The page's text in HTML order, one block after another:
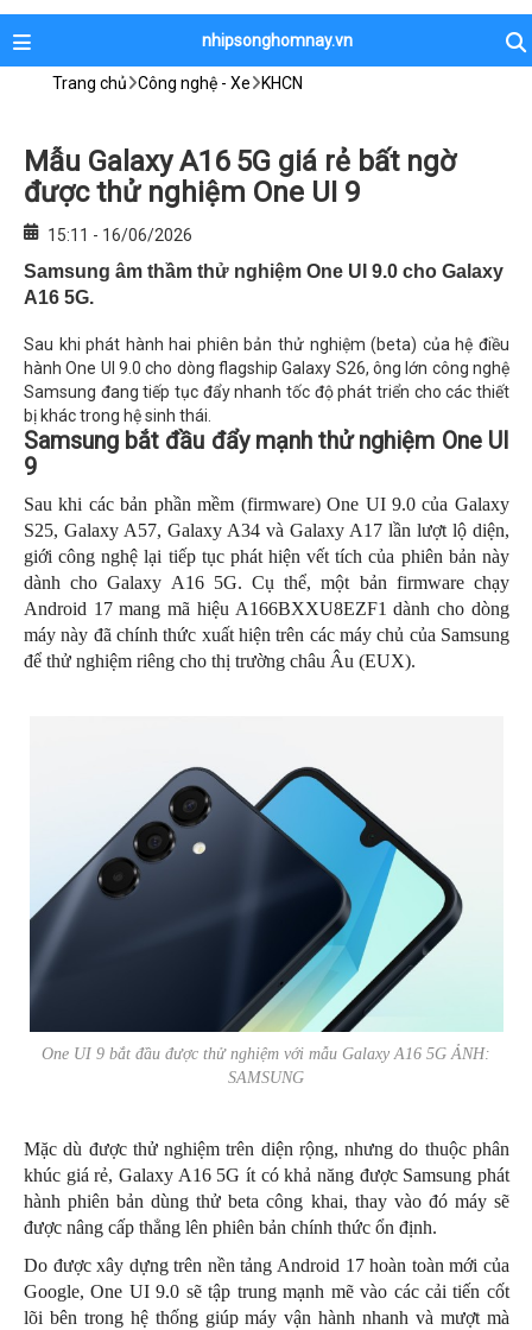
nhipsonghomnay.vn
Trang chủ Công nghệ - Xe KHCN
Mẫu Galaxy A16 5G giá rẻ bất ngờ
được thử nghiệm One UI 9
15:11 - 16/06/2026
Samsung âm thầm thử nghiệm One UI 9.0 cho Galaxy
A16 5G.
Sau khi phát hành hai phiên bản thử nghiệm (beta) của hệ điều
hành One UI 9.0 cho dòng flagship Galaxy S26, ông lớn công nghệ
Samsung đang tiếp tục đẩy nhanh tốc độ phát triển cho các thiết
bị khác trong hệ sinh thái.
Samsung bắt đầu đẩy mạnh thử nghiệm One UI
9
Sau khi các bản phần mềm (firmware) One UI 9.0 của Galaxy
S25, Galaxy A57, Galaxy A34 và Galaxy A17 lần lượt lộ diện,
giới công nghệ lại tiếp tục phát hiện vết tích của phiên bản này
dành cho Galaxy A16 5G. Cụ thể, một bản firmware chạy
Android 17 mang mã hiệu A166BXXU8EZF1 dành cho dòng
máy này đã chính thức xuất hiện trên các máy chủ của Samsung
để thử nghiệm riêng cho thị trường châu Âu (EUX).
One UI 9 bắt đầu được thử nghiệm với mẫu Galaxy A16 5G ẢNH:
SAMSUNG
Mặc dù được thử nghiệm trên diện rộng, nhưng do thuộc phân
khúc giá rẻ, Galaxy A16 5G ít có khả năng được Samsung phát
hành phiên bản dùng thử beta công khai, thay vào đó máy sẽ
được nâng cấp thẳng lên phiên bản chính thức ổn định.
Do được xây dựng trên nền tảng Android 17 hoàn toàn mới của
Google, One UI 9.0 sẽ tập trung mạnh mẽ vào các cải tiến cốt
lõi bên trong hệ thống giúp máy vận hành nhanh và mượt mà